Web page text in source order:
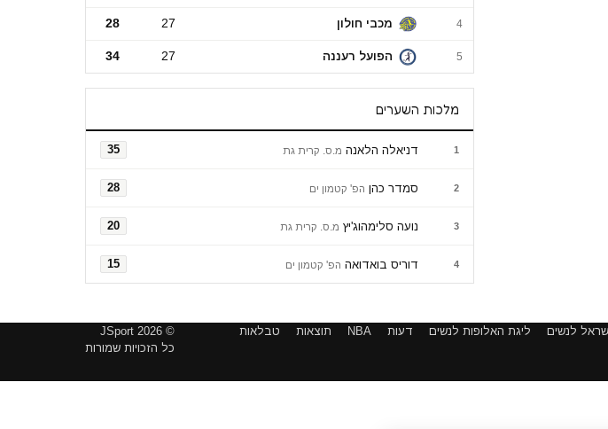
4 מכבי חולון 27
28
5 הפועל רעננה 27
34
מלכות השערים
1 דניאלה הלאנה מ.ס. קרית גת 35
2 סמדר כהן הפ' קטמון ים 28
3 נועה סלימהוג'יץ מ.ס. קרית גת 20
4 דוריס בואדואה הפ' קטמון ים 15
לנשים ליגת האלופות לנשים דעות NBA תוצאות טבלאות
© 2026 JSport
כל הזכויות שמורות